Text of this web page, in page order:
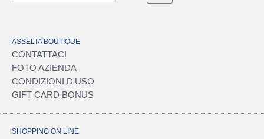
ASSELTA BOUTIQUE
CONTATTACI
FOTO AZIENDA
CONDIZIONI D'USO
GIFT CARD BONUS
SHOPPING ON LINE